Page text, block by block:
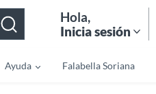
Hola,
Inicia sesión
Ayuda Falabella Soriana